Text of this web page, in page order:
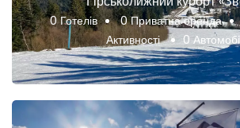
0 Готелів 0 Приватна оренда
Активності
0